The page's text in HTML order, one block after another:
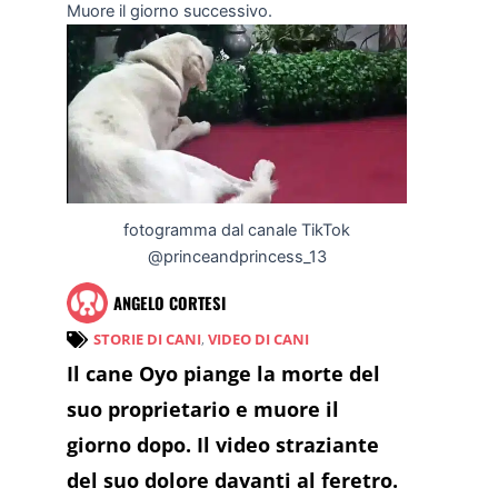
Muore il giorno successivo.
fotogramma dal canale TikTok
@princeandprincess_13
ANGELO CORTESI
STORIE DI CANI, VIDEO DI CANI
Il cane Oyo piange la morte del
suo proprietario e muore il
giorno dopo. Il video straziante
del suo dolore davanti al feretro.